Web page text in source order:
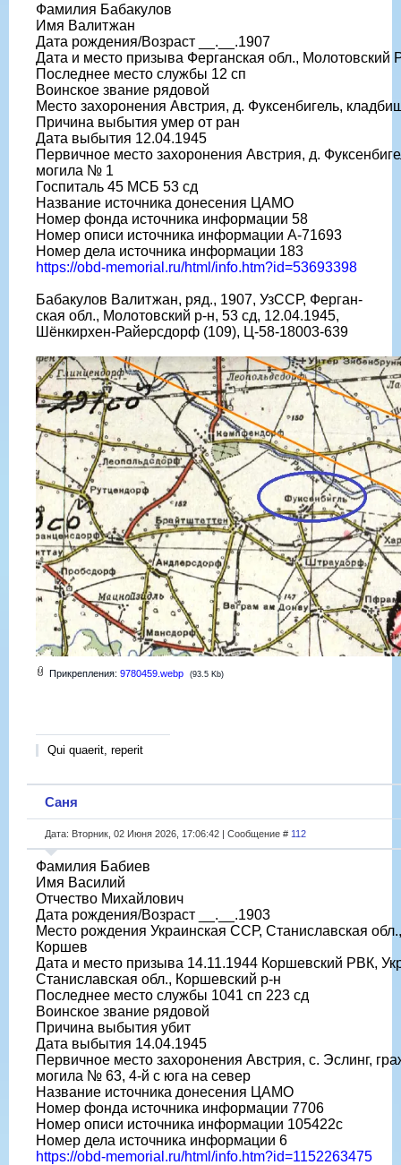
Фамилия Бабакулов
Имя Валитжан
Дата рождения/Возраст __.__.1907
Дата и место призыва Ферганская обл., Молотовский
Последнее место службы 12 сп
Воинское звание рядовой
Место захоронения Австрия, д. Фуксенбигель,
Причина выбытия умер от ран
Дата выбытия 12.04.1945
Первичное место захоронения Австрия, д.
могила № 1
Госпиталь 45 МСБ 53 сд
Название источника донесения ЦАМО
Номер фонда источника информации 58
Номер описи источника информации А-71693
Номер дела источника информации 183
https://obd-memorial.ru/html/info.htm?id=53693398
Бабакулов Валитжан, ряд., 1907, УзССР, Ферган-
ская обл., Молотовский р-н, 53 сд, 12.04.1945,
Шёнкирхен-Райерсдорф (109), Ц-58-18003-639
Прикрепления: 9780459.webp (93.5 Kb)
Qui quaerit, reperit
Саня
Дата: Вторник, 02 Июня 2026, 17:06:42 | Сообщение # 112
Фамилия Бабиев
Имя Василий
Отчество Михайлович
Дата рождения/Возраст __.__.1903
Место рождения Украинская ССР, Станиславская
Коршев
Дата и место призыва 14.11.1944 Коршевский РВК,
Станиславская обл., Коршевский р-н
Последнее место службы 1041 сп 223 сд
Воинское звание рядовой
Причина выбытия убит
Дата выбытия 14.04.1945
Первичное место захоронения Австрия, с. Эслинг,
могила № 63, 4-й с юга на север
Название источника донесения ЦАМО
Номер фонда источника информации 7706
Номер описи источника информации 105422с
Номер дела источника информации 6
https://obd-memorial.ru/html/info.htm?id=1152263475